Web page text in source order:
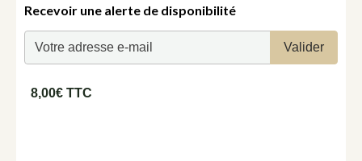
Recevoir une alerte de disponibilité
Valider
8,00€ TTC